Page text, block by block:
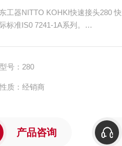
工器NITTO KOHKI快速接头280
标准IS0 7241-1A系列。
插塞均内置自动开关阀门，可防止
号：280
质：经销商
产品咨询